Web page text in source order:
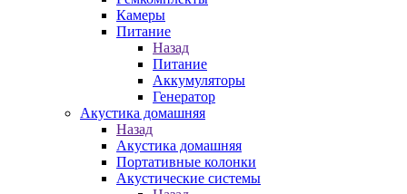
Камеры
Питание
Назад
Питание
Аккумуляторы
Генератор
Акустика домашняя
Назад
Акустика домашняя
Портативные колонки
Акустические системы